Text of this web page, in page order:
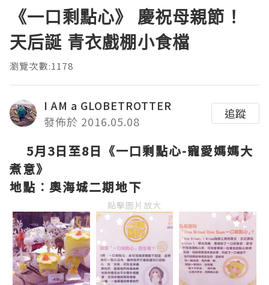
《一口剩點心》 慶祝母親節！
天后誕 青衣戲棚小食檔
瀏覽次數:1178
I AM a GLOBETROTTER
發佈於 2016.05.08
追蹤
5月3日至8日 《一口剩點心-寵愛媽媽大
煮意》
地點︰奧海城二期地下
點擊圖片放大